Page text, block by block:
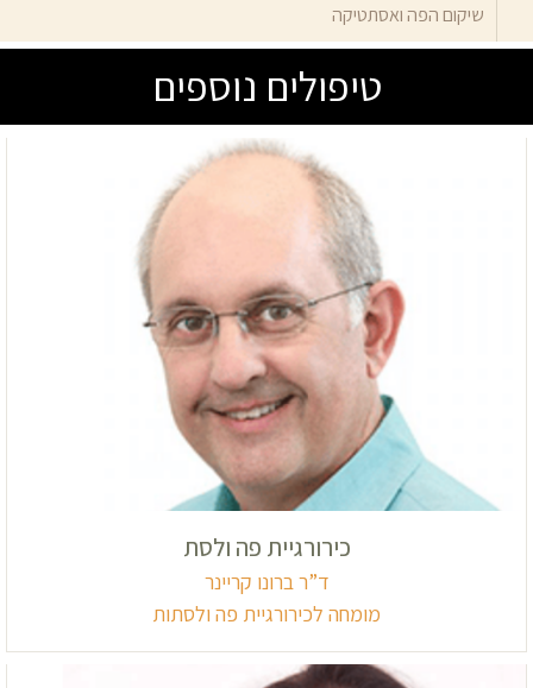
שיקום הפה ואסתטיקה
טיפולים נוספים
כירורגיית פה ולסת
ד”ר ברונו קריינר
מומחה לכירורגיית פה ולסתות